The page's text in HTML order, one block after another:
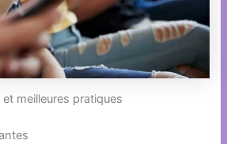
meilleures pratiques